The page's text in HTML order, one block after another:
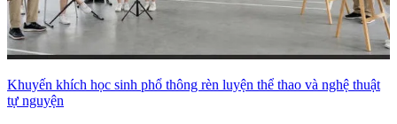
Khuyến khích học sinh phổ thông rèn luyện thể thao và nghệ thuật
tự nguyện